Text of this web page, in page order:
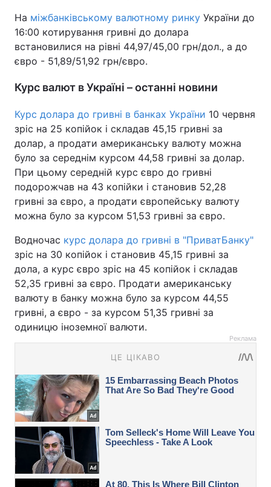
На міжбанківському валютному ринку України до
16:00 котирування гривні до долара
встановилися на рівні 44,97/45,00 грн/дол., а до
євро - 51,89/51,92 грн/євро.
Курс валют в Україні – останні новини
Курс долара до гривні в банках України 10 червня
зріс на 25 копійок і складав 45,15 гривні за
долар, а продати американську валюту можна
було за середнім курсом 44,58 гривні за долар.
При цьому середній курс євро до гривні
подорожчав на 43 копійки і становив 52,28
гривні за євро, а продати європейську валюту
можна було за курсом 51,53 гривні за євро.
Водночас курс долара до гривні в "ПриватБанку"
зріс на 30 копійок і становив 45,15 гривні за
дола, а курс євро зріс на 45 копійок і складав
52,35 гривні за євро. Продати американську
валюту в банку можна було за курсом 44,55
гривні, а євро - за курсом 51,35 гривні за
одиницю іноземної валюти.
Реклама